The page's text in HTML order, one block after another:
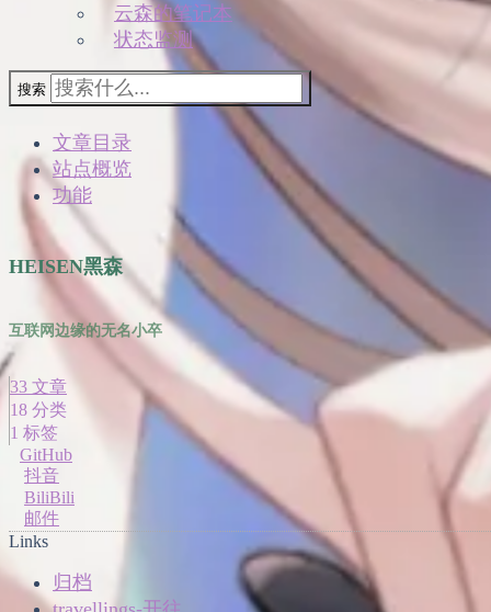
云森的笔记本
状态监测
搜索
文章目录
站点概览
功能
HEISEN黑森
互联网边缘的无名小卒
33 文章
18 分类
1 标签
GitHub
抖音
BiliBili
邮件
Links
归档